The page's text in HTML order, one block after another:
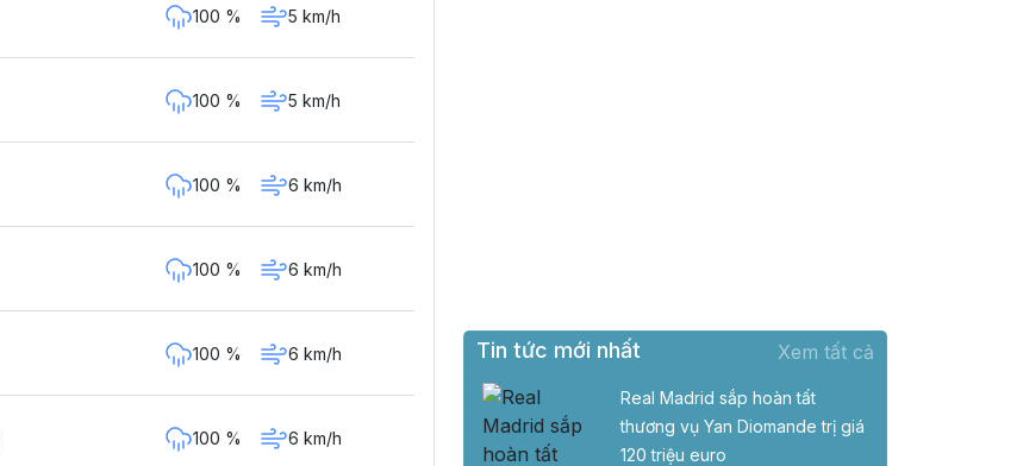
100 % 5 km/h
100 % 5 km/h
100 % 6 km/h
100 % 6 km/h
100 % 6 km/h
100 % 6 km/h
Tin tức mới nhất Xem tất cả
Real Madrid sắp hoàn tất
thương vụ Yan Diomande trị giá
120 triệu euro